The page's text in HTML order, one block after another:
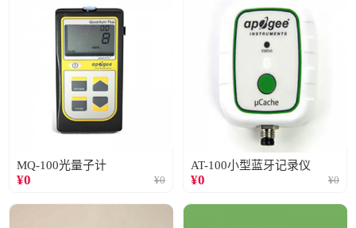
MQ-100光量子计
¥0 ¥0
AT-100小型蓝牙记录仪
¥0 ¥0